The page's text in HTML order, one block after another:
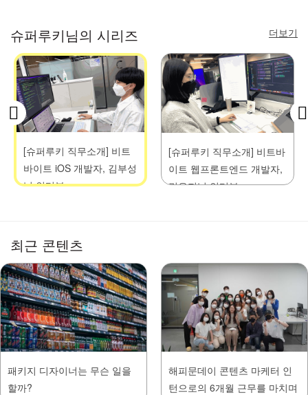
더보기
슈퍼루키님의 시리즈
[슈퍼루키 직무소개] 비트
바이트 iOS 개발자, 김부성
님 인터뷰
[슈퍼루키 직무소개] 비트바
이트 웹프론트엔드 개발자,
민유지님 인터뷰
최근 콘텐츠
패키지 디자이너는 무슨 일을
할까?
해피문데이 콘텐츠 마케터 인
턴으로의 6개월 근무를 마치며